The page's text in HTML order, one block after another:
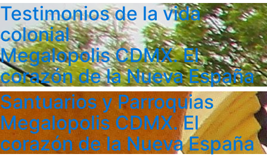
Testimonios de la vida
colonial
Megalopolis CDMX. El
corazón de la Nueva España
Santuarios y Parroquias
Megalopolis CDMX. El
corazón de la Nueva España